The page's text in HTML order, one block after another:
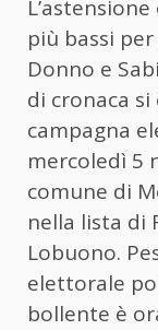
più bassi
Donno e
di cronaca
campagna
mercoledì 5
comune di
nella lista di
Lobuono.
elettorale
bollente è